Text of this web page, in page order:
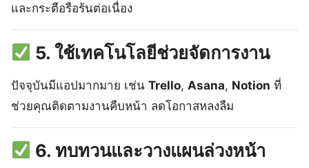
และกระตือรือร้นต่อเนื่อง
5. ใช้เทคโนโลยีช่วยจัดการงาน
ปัจจุบันมีแอปมากมาย เช่น Trello, Asana, Notion ที่
ช่วยคุณติดตามงานคืบหน้า ลดโอกาสหลงลืม
6. ทบทวนและวางแผนล่วงหน้า